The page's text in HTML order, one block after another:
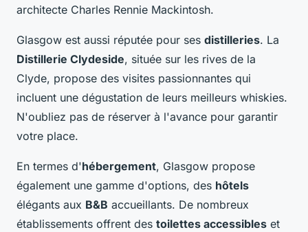
architecte Charles Rennie Mackintosh.
Glasgow est aussi réputée pour ses distilleries. La
Distillerie Clydeside, située sur les rives de la
Clyde, propose des visites passionnantes qui
incluent une dégustation de leurs meilleurs whiskies.
N'oubliez pas de réserver à l'avance pour garantir
votre place.
En termes d'hébergement, Glasgow propose
également une gamme d'options, des hôtels
élégants aux B&B accueillants. De nombreux
établissements offrent des toilettes accessibles et